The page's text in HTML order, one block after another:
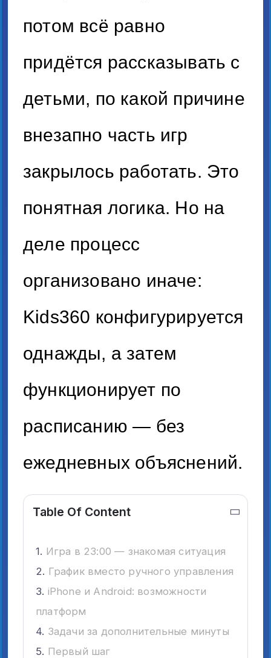
потом всё равно
придётся рассказывать с
детьми, по какой причине
внезапно часть игр
закрылось работать. Это
понятная логика. Но на
деле процесс
организовано иначе:
Kids360 конфигурируется
однажды, а затем
функционирует по
расписанию — без
ежедневных объяснений.
Table Of Content
Игра в 23:00 — знакомая ситуация
График вместо ручного управления
iPhone и Android: возможности
платформ
Задачи за дополнительные минуты
Первый шаг